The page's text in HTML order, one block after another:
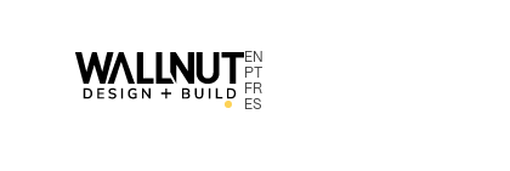
EN
PT
FR
ES